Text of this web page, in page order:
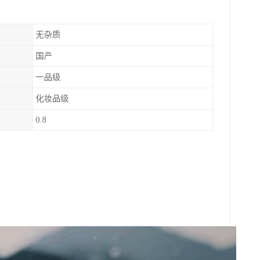
无杂质
国产
一品级
化妆品级
0.8